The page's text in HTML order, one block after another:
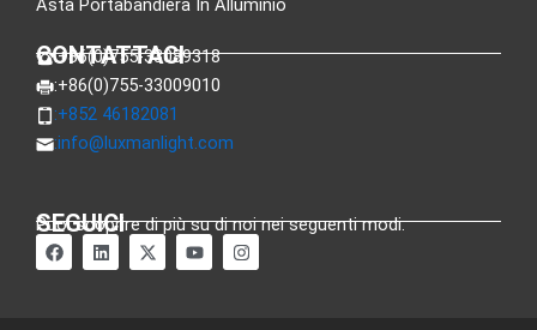
Asta Portabandiera In Alluminio
CONTATTACI
:+86(0)755-33089318
:+86(0)755-33009010
:+852 46182081
:info@luxmanlight.com
SEGUICI
Puoi scoprire di più su di noi nei seguenti modi.
F
a
c
L
i
n
X
-
t
Y
o
u
I
n
s